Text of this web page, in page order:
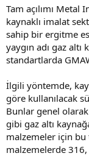
n
Tam açılımı
kaynaklı imalat
sahip bir ergitme
yaygın adı gaz
standartlarda
İlgili yöntemde,
göre kullanılacak
Bunlar genel
gibi gaz altı
malzemeler için bu
malzemelerde